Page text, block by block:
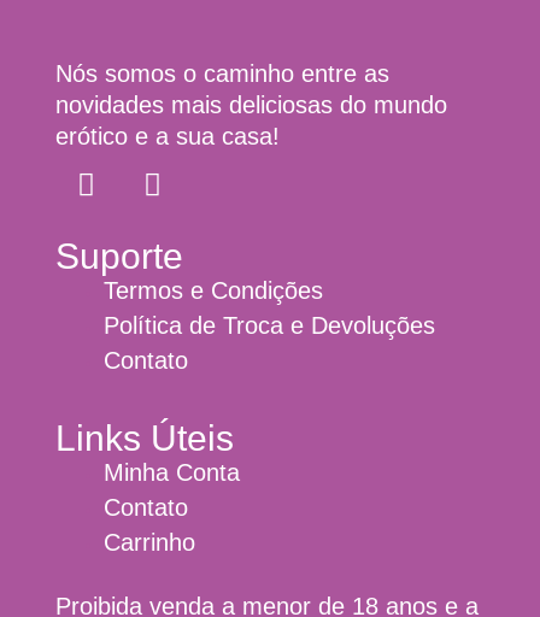
Nós somos o caminho entre as
novidades mais deliciosas do mundo
erótico e a sua casa!
Suporte
Termos e Condições
Política de Troca e Devoluções
Contato
Links Úteis
Minha Conta
Contato
Carrinho
Proibida venda a menor de 18 anos e a